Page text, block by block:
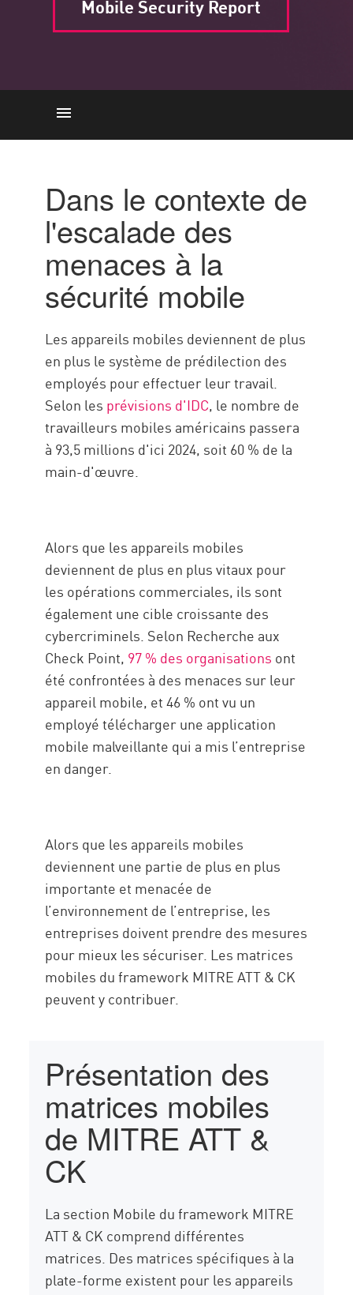
Mobile Security Report
Matrices mobiles MITRE ATT &
Effet de levier
Check Point Solution
Dans le contexte de
l'escalade des
menaces à la
sécurité mobile
Les appareils mobiles deviennent de plus
en plus le système de prédilection des
employés pour effectuer leur travail.
Selon les prévisions d'IDC, le nombre de
travailleurs mobiles américains passera
à 93,5 millions d'ici 2024, soit 60 % de la
main-d'œuvre.
Alors que les appareils mobiles
deviennent de plus en plus vitaux pour
les opérations commerciales, ils sont
également une cible croissante des
cybercriminels. Selon Recherche aux
Check Point, 97 % des organisations ont
été confrontées à des menaces sur leur
appareil mobile, et 46 % ont vu un
employé télécharger une application
mobile malveillante qui a mis l’entreprise
en danger.
Alors que les appareils mobiles
deviennent une partie de plus en plus
importante et menacée de
l’environnement de l’entreprise, les
entreprises doivent prendre des mesures
pour mieux les sécuriser. Les matrices
mobiles du framework MITRE ATT & CK
peuvent y contribuer.
Présentation des
matrices mobiles
de MITRE ATT &
CK
La section Mobile du framework MITRE
ATT & CK comprend différentes
matrices. Des matrices spécifiques à la
plate-forme existent pour les appareils